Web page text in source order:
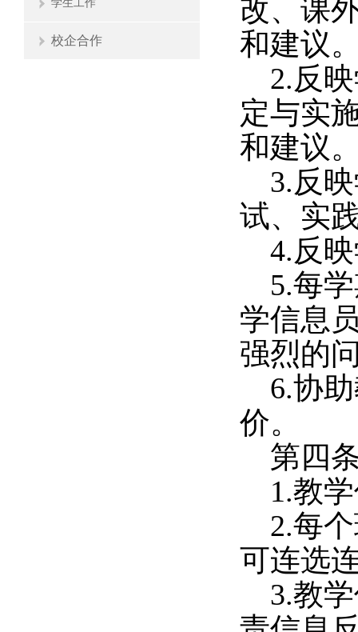
学生工作
校企合作
改、课
和建议
2.反
定与实
和建议
3.反
试、实
4.反
5.每
学信息
强烈的
6.协
价。
第四
1.教
2.每
可连选
3.教